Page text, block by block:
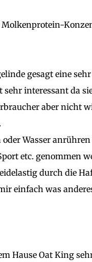
gesagt eine
interessant da
aber nicht
Wasser
etc. genommen
durch die
einfach was
Hause Oat King